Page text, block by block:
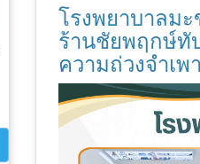
โรงพยาบาลม
ร้านชัยพฤกษ์ทั
ความถ่วงจำเ